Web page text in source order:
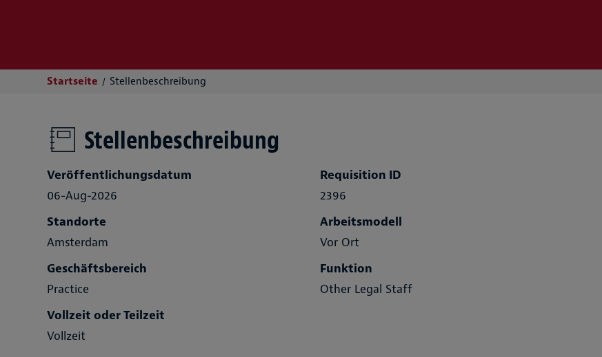
Startseite Stellenbeschreibung
Stellenbeschreibung
Veröffentlichungsdatum
06-Aug-2026
Requisition ID
2396
Standorte
Amsterdam
Arbeitsmodell
Vor Ort
Geschäftsbereich
Practice
Funktion
Other Legal Staff
Vollzeit oder Teilzeit
Vollzeit